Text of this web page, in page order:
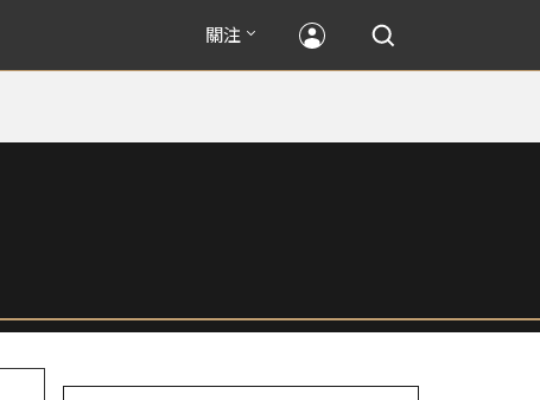
關注